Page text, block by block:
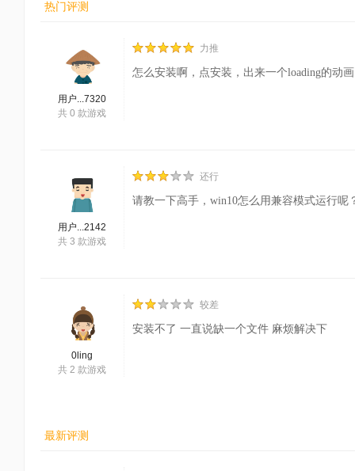
热门评测
用户...7320
共 0 款游戏
力推
怎么安装啊，点安装，出来一个loading的动
用户...2142
共 3 款游戏
还行
请教一下高手，win10怎么用兼容模式运行呢
0ling
共 2 款游戏
较差
安装不了 一直说缺一个文件 麻烦解决下
最新评测